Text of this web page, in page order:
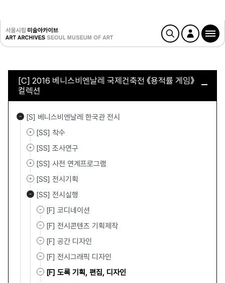
[C] 2016 베니스비엔날레 국제건축전 《용적률 게임》
컬렉션
[S] 베니스비엔날레 한국관 전시
[SS] 착수
[SS] 조사연구
[SS] 사전 연계프로그램
[SS] 전시기획
[SS] 전시실행
[F] 코디네이션
[F] 전시콘텐츠 기획제작
[F] 공간 디자인
[F] 전시그래픽 디자인
[F] 도록 기획, 편집, 디자인